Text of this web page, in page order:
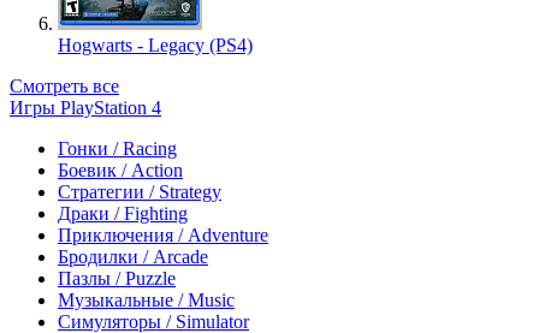
Hogwarts - Legacy (PS4)
Смотреть все
Игры PlayStation 4
Гонки / Racing
Боевик / Action
Стратегии / Strategy
Драки / Fighting
Приключения / Adventure
Бродилки / Arcade
Пазлы / Puzzle
Музыкальные / Music
Симуляторы / Simulator